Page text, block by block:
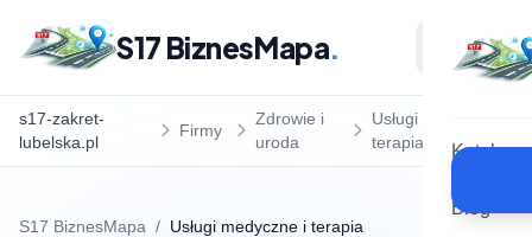
S17 BiznesMapa.
Katalog
Blog
s17-zakret-
lubelska.pl
Firmy
Zdrowie i
uroda
Usługi medyczne i
terapia
S17 BiznesMapa / Usługi medyczne i terapia